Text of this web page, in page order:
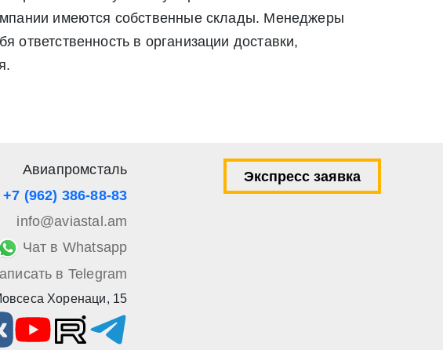
имеются собственные склады. Менеджеры
в организации доставки,
Авиапромсталь
+7 (962) 386-88-83
info@aviastal.am
Чат в Whatsapp
в Telegram
Хоренаци, 15
Экспресс заявка
рассылку по средством e-mail или СМС
со статьей 9 Федерального закона от 27 июля 2006 г. N 152-ФЗ «О
по средством e-mail или СМС